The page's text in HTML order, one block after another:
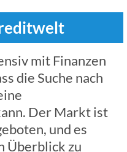
mit Finanzen
die Suche nach
Der Markt ist
und es
Überblick zu